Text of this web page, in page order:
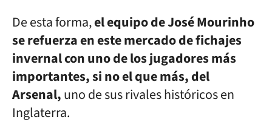
De esta forma,el equipo de José Mourinho
se refuerza en este mercado de fichajes
invernal con uno de los jugadores más
importantes, si no el que más, del
Arsenal,uno de sus rivales históricos en
Inglaterra.